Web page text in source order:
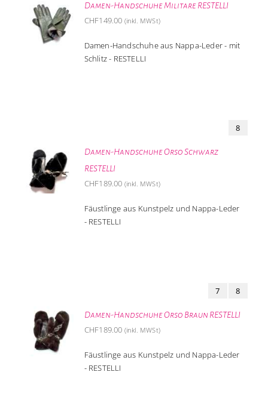
Damen-Handschuhe Militare RESTELLI
CHF149.00 (inkl. MWSt)
Damen-Handschuhe aus Nappa-Leder - mit
Schlitz - RESTELLI
Damen-Handschuhe Orso Schwarz
RESTELLI
8
CHF189.00 (inkl. MWSt)
Fäustlinge aus Kunstpelz und Nappa-Leder
- RESTELLI
Damen-Handschuhe Orso Braun RESTELLI
7 8
CHF189.00 (inkl. MWSt)
Fäustlinge aus Kunstpelz und Nappa-Leder
- RESTELLI